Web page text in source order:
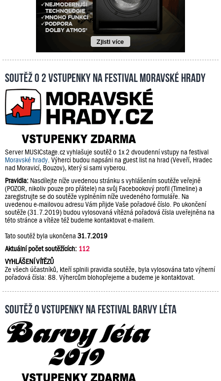
Soutěž o 2 vstupenky na festival Moravské hrady
Server MUSICstage.cz vyhlašuje soutěž o 1x 2 dvoudenní vstupy na festival
Moravské hrady . Výherci budou napsáni na guest list na hrad (Veveří, Hradec
nad Moravicí, Bouzov), který si sami vyberou.
Pravidla: Nasdílejte níže uvedenou stránku s vyhlášením soutěže veřejně
(POZOR, nikoliv pouze pro přátele) na svůj Facebookový profil (Timeline) a
zaregistrujte se do soutěže vyplněním níže uvedeného formuláře. Na
uvedenou e-mailovou adresu Vám přijde Vaše pořadové číslo. Po ukončení
soutěže (31.7.2019) budou vylosovaná vítězná pořadová čísla uveřejněna na
této stránce a vítěze též budeme kontaktovat e-mailem.
Tato soutěž byla ukončena 31.7.2019
Aktuální počet soutěžících: 112
VYHLÁŠENÍ VÍTĚZŮ
Ze všech účastníků, kteří splnili pravidla soutěže, byla vylosována tato výherní
pořadová čísla: 88. Výhercům blohopřejeme a budeme je kontaktovat.
Soutěž o vstupenky na festival Barvy léta